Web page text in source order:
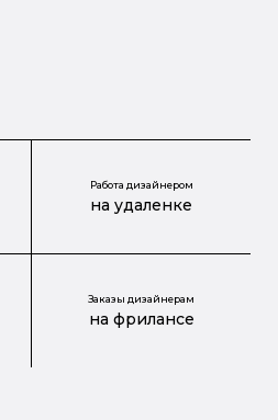
Работа дизайнером
на удаленке
Заказы дизайнерам
на фрилансе